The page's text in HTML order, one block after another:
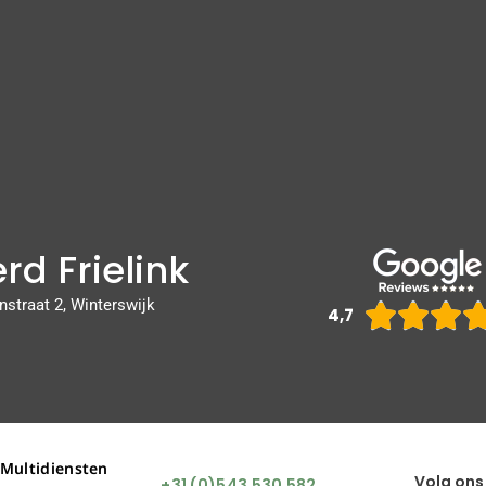
Frielink
2, Winterswijk 4,7 
Volg